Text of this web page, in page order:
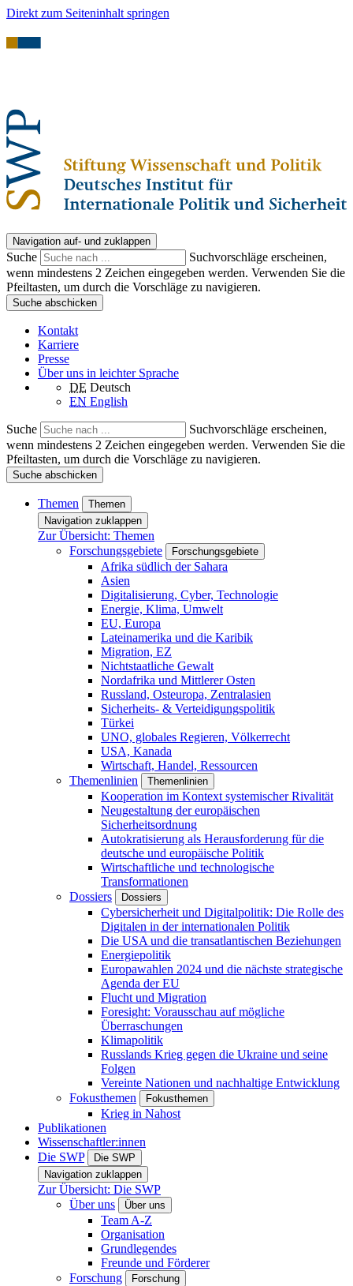
Direkt zum Seiteninhalt springen
Navigation auf- und zuklappen
Suche
Suchvorschläge erscheinen,
wenn mindestens 2 Zeichen eingegeben werden. Verwenden Sie die
Pfeiltasten, um durch die Vorschläge zu navigieren.
Suche abschicken
Kontakt
Karriere
Presse
Über uns in leichter Sprache
DE Deutsch
EN English
Suche
Suchvorschläge erscheinen,
wenn mindestens 2 Zeichen eingegeben werden. Verwenden Sie die
Pfeiltasten, um durch die Vorschläge zu navigieren.
Suche abschicken
Themen
Themen
Navigation zuklappen
Zur Übersicht: Themen
Forschungsgebiete
Forschungsgebiete
Afrika südlich der Sahara
Asien
Digitalisierung, Cyber, Technologie
Energie, Klima, Umwelt
EU, Europa
Lateinamerika und die Karibik
Migration, EZ
Nichtstaatliche Gewalt
Nordafrika und Mittlerer Osten
Russland, Osteuropa, Zentralasien
Sicherheits- & Verteidigungspolitik
Türkei
UNO, globales Regieren, Völkerrecht
USA, Kanada
Wirtschaft, Handel, Ressourcen
Themenlinien
Themenlinien
Kooperation im Kontext systemischer Rivalität
Neugestaltung der europäischen
Sicherheitsordnung
Autokratisierung als Herausforderung für die
deutsche und europäische Politik
Wirtschaftliche und technologische
Transformationen
Dossiers
Dossiers
Cybersicherheit und Digitalpolitik: Die Rolle des
Digitalen in der internationalen Politik
Die USA und die transatlantischen Beziehungen
Energiepolitik
Europawahlen 2024 und die nächste strategische
Agenda der EU
Flucht und Migration
Foresight: Vorausschau auf mögliche
Überraschungen
Klimapolitik
Russlands Krieg gegen die Ukraine und seine
Folgen
Vereinte Nationen und nachhaltige Entwicklung
Fokusthemen
Fokusthemen
Krieg in Nahost
Publikationen
Wissenschaftler:innen
Die SWP
Die SWP
Navigation zuklappen
Zur Übersicht: Die SWP
Über uns
Über uns
Team A-Z
Organisation
Grundlegendes
Freunde und Förderer
Forschung
Forschung